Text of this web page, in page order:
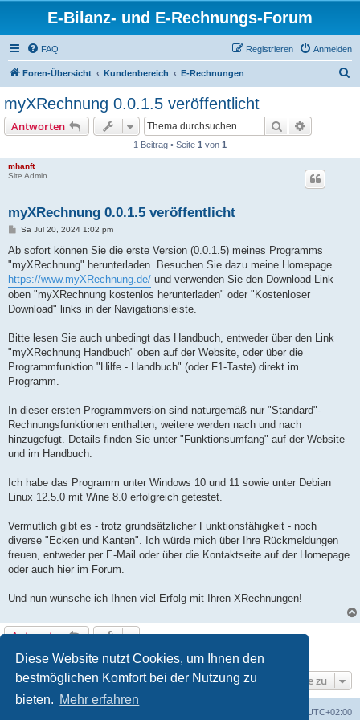
Diese Website nutzt Cookies, um Ihnen den
bestmöglichen Komfort bei der Nutzung zu
bieten. Mehr erfahren
E-Bilanz- und E-Rechnungs-Forum
FAQ Anmelden
Registrieren
Foren-Übersicht Kundenbereich E-Rechnungen
myXRechnung 0.0.1.5 veröffentlicht
Antworten Suche
1 Beitrag • Seite 1 von 1
mhanft
Site Admin
myXRechnung 0.0.1.5 veröffentlicht
B
i
r
a
g
Sa Jul 20, 2024 1:02 pm
Ab sofort können Sie die erste Version (0.0.1.5) meines Programms
"myXRechnung" herunterladen. Besuchen Sie dazu meine Homepage
https://www.myXRechnung.de/ und verwenden Sie den Download-Link
oben "myXRechnung kostenlos herunterladen" oder "Kostenloser
Download" links in der Navigationsleiste.
Bitte lesen Sie auch unbedingt das Handbuch, entweder über den Link
"myXRechnung Handbuch" oben auf der Website, oder über die
Programmfunktion "Hilfe - Handbuch" (oder F1-Taste) direkt im
Programm.
In dieser ersten Programmversion sind naturgemäß nur "Standard"-
Rechnungsfunktionen enthalten; weitere werden nach und nach
hinzugefügt. Details finden Sie unter "Funktionsumfang" auf der Website
und im Handbuch.
Ich habe das Programm unter Windows 10 und 11 sowie unter Debian
Linux 12.5.0 mit Wine 8.0 erfolgreich getestet.
Vermutlich gibt es - trotz grundsätzlicher Funktionsfähigkeit - noch
diverse "Ecken und Kanten". Ich würde mich über Ihre Rückmeldungen
freuen, entweder per E-Mail oder über die Kontaktseite auf der Homepage
oder auch hier im Forum.
Und nun wünsche ich Ihnen viel Erfolg mit Ihren XRechnungen!
Antworten
1 Beitrag • Seite1von1
Gehe zu
UTC+02:00